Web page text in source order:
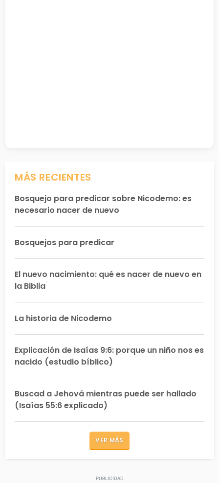
MÁS RECIENTES
Bosquejo para predicar sobre Nicodemo: es
necesario nacer de nuevo
Bosquejos para predicar
El nuevo nacimiento: qué es nacer de nuevo en
la Biblia
La historia de Nicodemo
Explicación de Isaías 9:6: porque un niño nos es
nacido (estudio bíblico)
Buscad a Jehová mientras puede ser hallado
(Isaías 55:6 explicado)
VER MÁS